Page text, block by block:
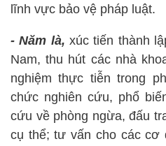
lĩnh vực bảo vệ pháp luật.
- Năm là,xúc tiến thành
Nam, thu hút các nhà
nghiệm thực tiễn trong
chức nghiên cứu, phổ
cứu về phòng ngừa, đấu
cụ thể; tư vấn cho các cơ